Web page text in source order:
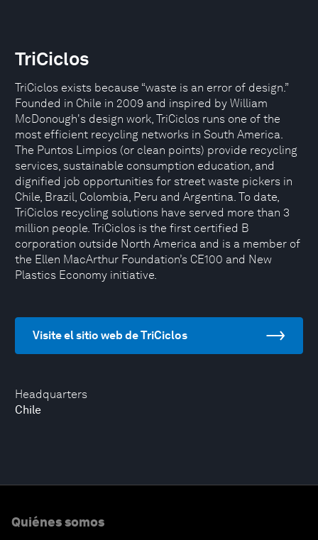
Headquarters
Chile
TriCiclos
TriCiclos exists because “waste is an error of design.”
Founded in Chile in 2009 and inspired by William
McDonough's design work, TriCiclos runs one of the
most efficient recycling networks in South America.
The Puntos Limpios (or clean points) provide recycling
services, sustainable consumption education, and
dignified job opportunities for street waste pickers in
Chile, Brazil, Colombia, Peru and Argentina. To date,
TriCiclos recycling solutions have served more than 3
million people. TriCiclos is the first certified B
corporation outside North America and is a member of
the Ellen MacArthur Foundation’s CE100 and New
Plastics Economy initiative.
Visite el sitio web de TriCiclos
Quiénes somos